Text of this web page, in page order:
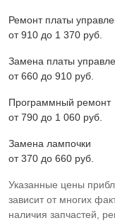
Ремонт платы
от 910 до 1 370 pyб.
Замена платы
от 660 до 910 pyб.
Программный ремонт
от 790 до 1 060 pyб.
Замена лампочки
от 370 до 660 pyб.
Указанные цены
зависит от многих
наличия запчастей,